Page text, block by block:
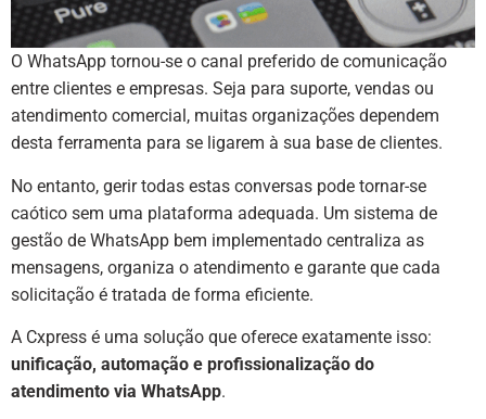
O WhatsApp tornou-se o canal preferido de comunicação
entre clientes e empresas. Seja para suporte, vendas ou
atendimento comercial, muitas organizações dependem
desta ferramenta para se ligarem à sua base de clientes.
No entanto, gerir todas estas conversas pode tornar-se
caótico sem uma plataforma adequada. Um sistema de
gestão de WhatsApp bem implementado centraliza as
mensagens, organiza o atendimento e garante que cada
solicitação é tratada de forma eficiente.
A Cxpress é uma solução que oferece exatamente isso:
unificação, automação e profissionalização do
atendimento via WhatsApp.